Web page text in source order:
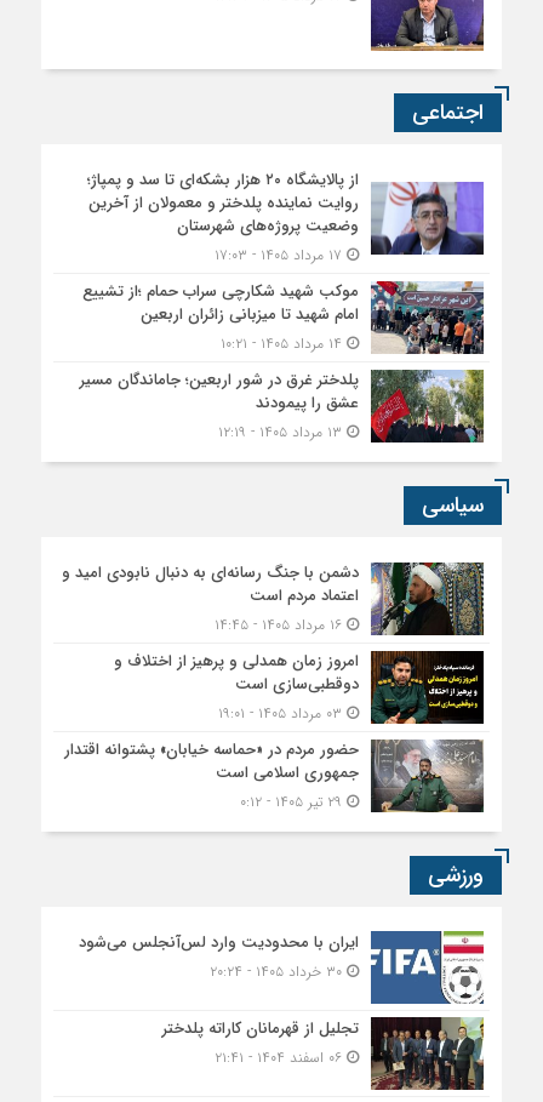
اجتماعی
از پالایشگاه ۲۰ هزار بشکه‌ای تا سد و پمپاژ؛
روایت نماینده پلدختر و معمولان از آخرین
وضعیت پروژه‌های شهرستان
موکب شهید شکارچی سراب حمام ؛از تشییع
امام شهید تا میزبانی زائران اربعین
پلدختر غرق در شور اربعین؛ جاماندگان مسیر
عشق را پیمودند
سیاسی
دشمن با جنگ رسانه‌ای به دنبال نابودی امید و
اعتماد مردم است
۱۶ مرداد ۱۴۰۵ - ۱۴:۴۵
امروز زمان همدلی و پرهیز از اختلاف و
دوقطبی‌سازی است
حضور مردم در «حماسه خیابان» پشتوانه اقتدار
جمهوری اسلامی است
ورزشی
ایران با محدودیت وارد لس‌آنجلس می‌شود
۳۰ خرداد ۱۴۰۵ - ۲۰:۲۴
تجلیل از قهرمانان کاراته پلدختر
۰۶ اسفند ۱۴۰۴ - ۲۱:۴۱